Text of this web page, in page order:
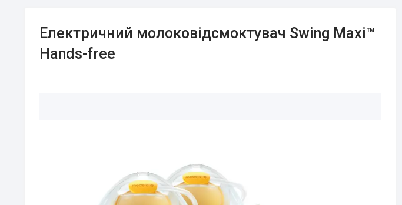
Електричний молоковідсмоктувач Swing Maxi™
Hands-free